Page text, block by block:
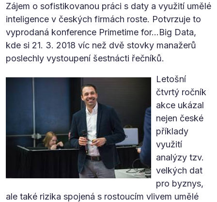
Zájem o sofistikovanou práci s daty a využití umělé
inteligence v českých firmách roste. Potvrzuje to
vyprodaná konference Primetime for…Big Data,
kde si 21. 3. 2018 víc než dvě stovky manažerů
poslechly vystoupení šestnácti řečníků.
Letošní
čtvrtý ročník
akce ukázal
nejen české
příklady
využití
analýzy tzv.
velkých dat
pro byznys,
ale také rizika spojená s rostoucím vlivem umělé